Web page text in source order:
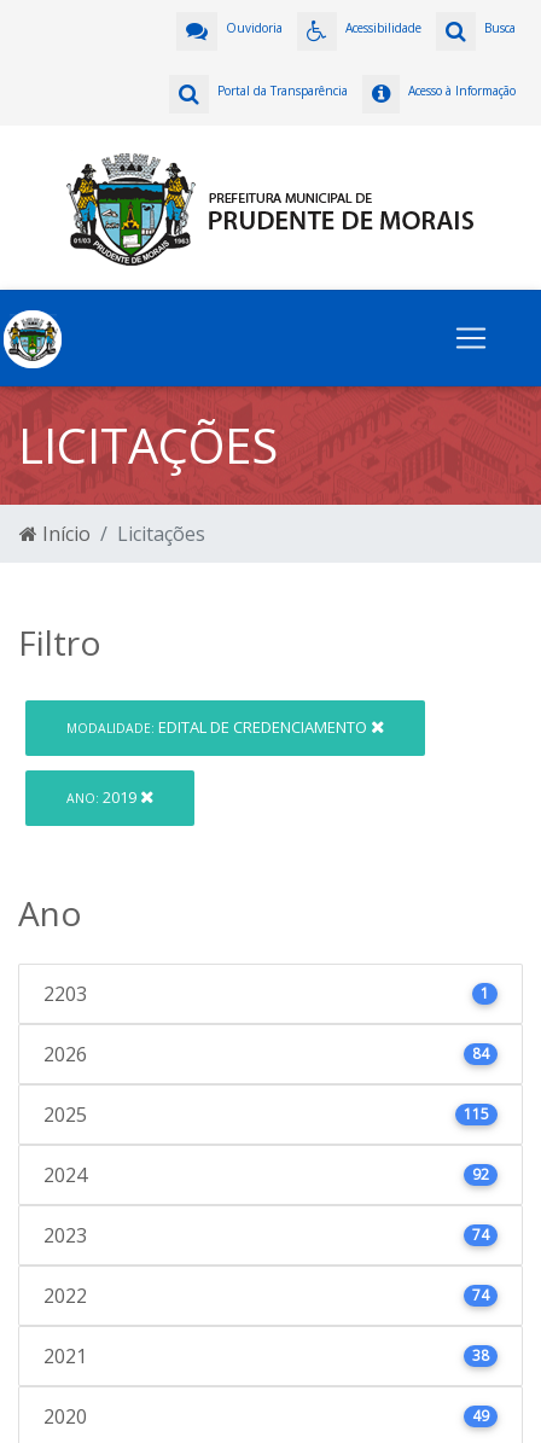
Busca
Acessibilidade
Ouvidoria
Acesso à Informação
Portal da Transparência
LICITAÇÕES
Início Licitações
Filtro
MODALIDADE: EDITAL DE CREDENCIAMENTO
ANO: 2019
Ano
2203 1
2026 84
2025 115
2024 92
2023 74
2022 74
2021 38
2020 49